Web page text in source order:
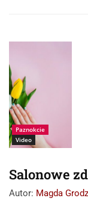
Paznokcie
Video
Salonowe
Autor: Magda